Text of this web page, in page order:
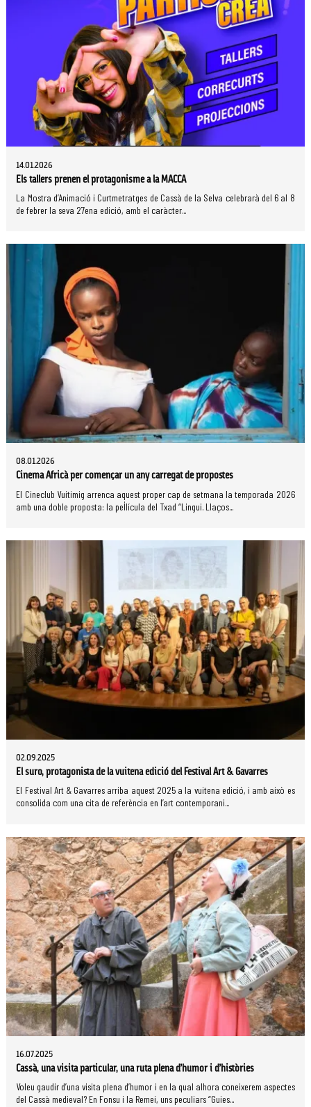
14.01.2026
Els tallers prenen el protagonisme a la MACCA
La Mostra d’Animació i Curtmetratges de Cassà de la Selva celebrarà del 6 al 8
de febrer la seva 27ena edició, amb el caràcter...
08.01.2026
Cinema Africà per començar un any carregat de propostes
El Cineclub Vuitimig arrenca aquest proper cap de setmana la temporada 2026
amb una doble proposta: la pel·lícula del Txad “Lingui. Llaços...
02.09.2025
El suro, protagonista de la vuitena edició del Festival Art & Gavarres
El Festival Art & Gavarres arriba aquest 2025 a la vuitena edició, i amb això es
consolida com una cita de referència en l’art contemporani...
16.07.2025
Cassà, una visita particular, una ruta plena d’humor i d’històries
Voleu gaudir d’una visita plena d’humor i en la qual alhora coneixerem aspectes
del Cassà medieval? En Fonsu i la Remei, uns peculiars “Guies...